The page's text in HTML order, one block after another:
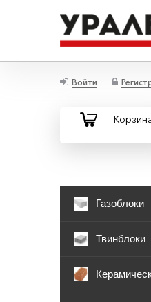
Войти
Газоблоки
Твинблоки